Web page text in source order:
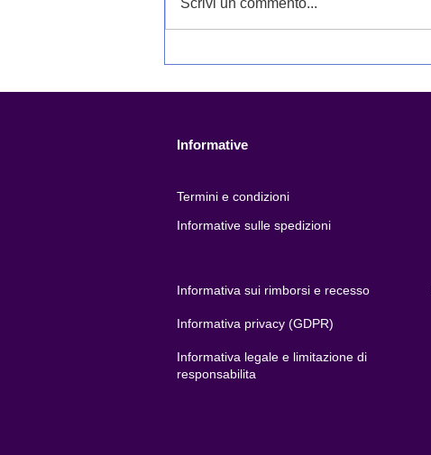
Bird Box Records
Scrivi un commento...
Informative
Termini e condizioni
Informative sulle spedizioni
Informativa sui rimborsi e recesso
Informativa privacy (GDPR)
Informativa legale e limitazione di
responsabilita